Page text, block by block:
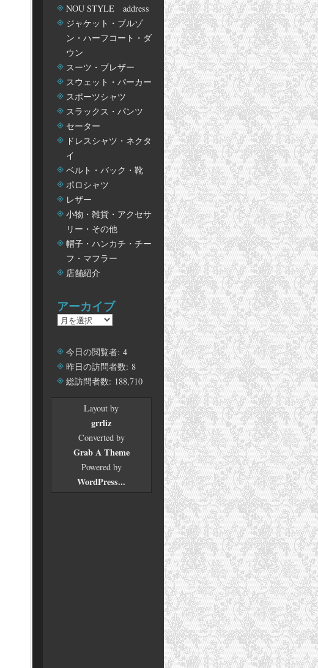
NOU STYLE address
ジャケット・ブルゾ
ン・ハーフコート・ダ
ウン
スーツ・ブレザー
スウェット・パーカー
スポーツシャツ
スラックス・パンツ
セーター
ドレスシャツ・ネクタ
イ
ベルト・バック・靴
ポロシャツ
レザー
小物・雑貨・アクセサ
リー・その他
帽子・ハンカチ・チー
フ・マフラー
店舗紹介
アーカイブ
ア
カ
イ
ブ
今日の閲覧者: 4
昨日の訪問者数: 8
総訪問者数: 188,710
Layout by
grrliz
Converted by
Grab A Theme
Powered by
WordPress...